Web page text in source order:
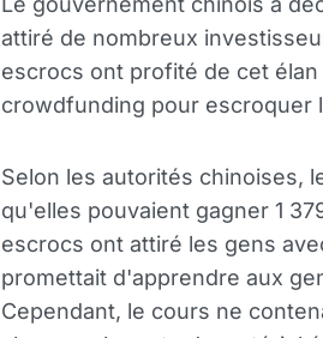
attiré de nombreux
escrocs ont profité de cet
crowdfunding pour escroquer
Selon les autorités chinoises,
qu'elles pouvaient gagner 1
escrocs ont attiré les gens
promettait d'apprendre aux
Cependant, le cours ne